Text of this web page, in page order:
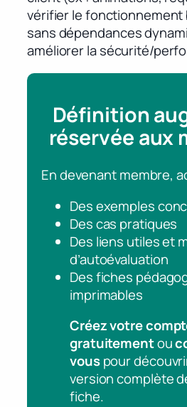
vérifier le fonctionnement
sans dépendances
améliorer la sécurité/
Définition
réservée aux
En devenant membre,
Des exemples
Des cas pratiques
Des liens utiles et
d’autoévaluation
Des fiches
imprimables
Créez votre
gratuitementou
vouspour
version complète
fiche.